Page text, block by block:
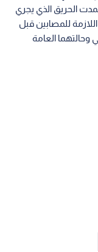
الحريق الذي يجري
للمصابين قبل
وحالتهما العامة